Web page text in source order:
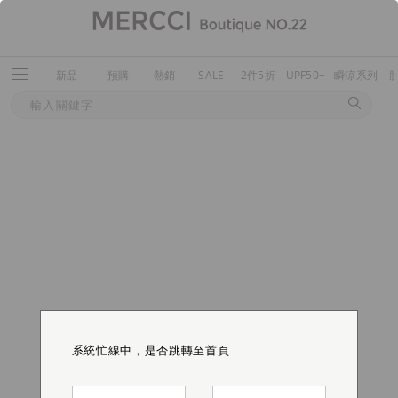
新品 預購 熱銷 SALE 2件5折 UPF50+ 瞬涼系列
系統忙線中，是否跳轉至首頁
系統忙線中，是否跳轉至首頁
系統忙線中，是否跳轉至首頁
系統忙線中，是否跳轉至首頁
系統忙線中，是否跳轉至首頁